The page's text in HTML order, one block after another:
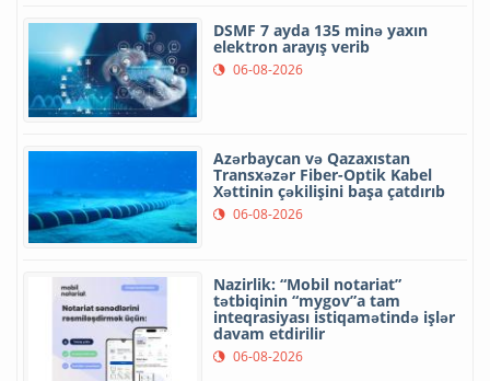
DSMF 7 ayda 135 minə yaxın
elektron arayış verib
06-08-2026
Azərbaycan və Qazaxıstan
Transxəzər Fiber-Optik Kabel
Xəttinin çəkilişini başa çatdırıb
06-08-2026
Nazirlik: “Mobil notariat”
tətbiqinin “mygov”a tam
inteqrasiyası istiqamətində işlər
davam etdirilir
06-08-2026